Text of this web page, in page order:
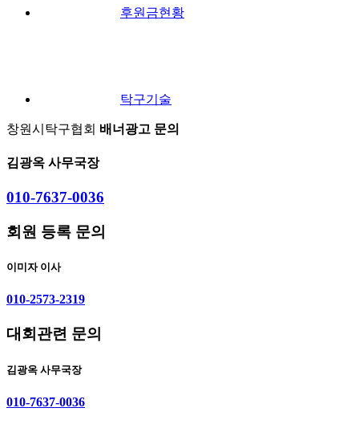
후원금현황
탁구기술
창원시탁구협회 배너광고 문의
김광옥 사무국장
010-7637-0036
회원 등록 문의
이미자 이사
010-2573-2319
대회관련 문의
김광옥 사무국장
010-7637-0036